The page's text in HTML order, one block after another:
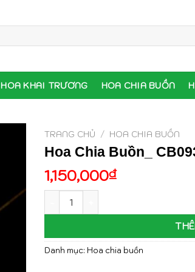
HOA KHAI TRƯƠNG HOA CHIA BUỒN
TRANG CHỦ / HOA CHIA BUỒN
Hoa Chia Buồn_
1,150,000₫
Danh mục: Hoa chia buồn